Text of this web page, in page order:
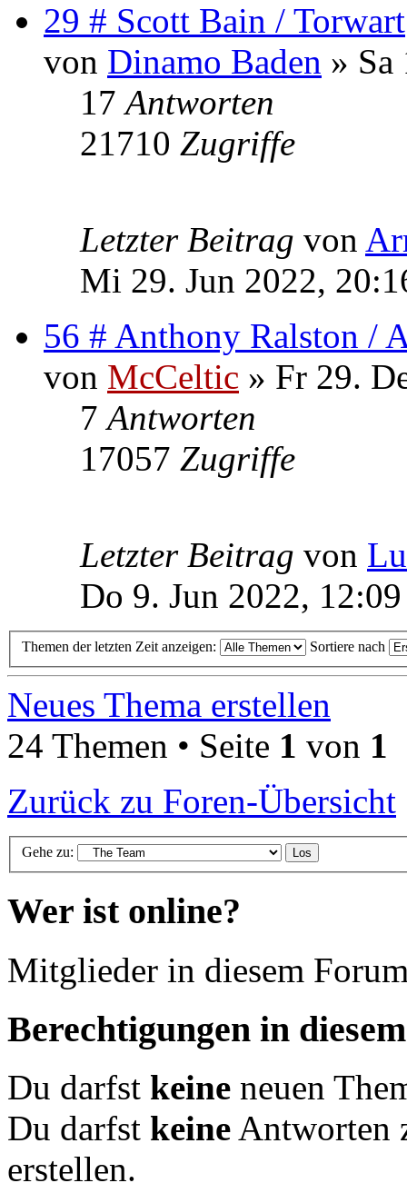
29 # Scott Bain / Torwart
von Dinamo Baden »
17Antworten
21710 Zugriffe
Letzter Beitrag von
Mi 29. Jun 2022,
56 # Anthony Ralston /
von McCeltic » Fr 29.
7Antworten
17057 Zugriffe
Letzter Beitrag von
Do 9. Jun 2022, 12:09
Themen der letzten Zeit anzeigen: Sortiere nach
Neues Thema erstellen
24 Themen • Seite 1 von 1
Zurück zu Foren-Übersicht
Gehe zu:
Wer ist online?
Mitglieder in diesem
Berechtigungen in
Du darfst keine neuen
Du darfst keine Antworten
erstellen.